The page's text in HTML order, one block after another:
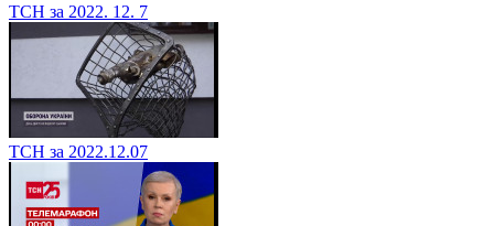
ТСН за 2022. 12. 7
ТСН за 2022.12.07